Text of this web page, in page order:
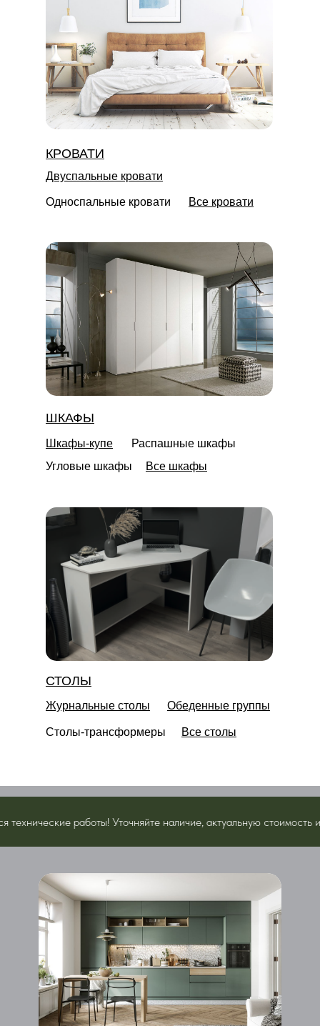
КРОВАТИ
Двуспальные кровати
Односпальные кровати Все кровати
ШКАФЫ
Шкафы-купе
Распашные шкафы
Угловые шкафы
СТОЛЫ
Все шкафы
Журнальные столы Обеденные группы
Столы-трансформеры Все столы
работы! Уточняйте наличие, актуальную стоимость и